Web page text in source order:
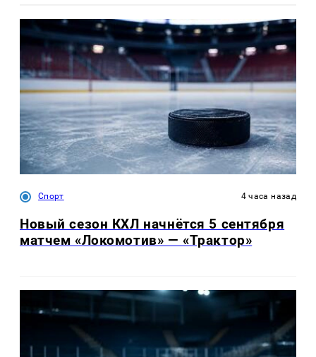
Спорт 4 часа назад
Новый сезон КХЛ начнётся 5 сентября
матчем «Локомотив» — «Трактор»